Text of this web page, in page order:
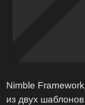
Nimble
из двух